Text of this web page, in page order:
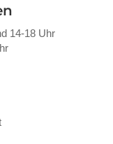
14-18 Uhr